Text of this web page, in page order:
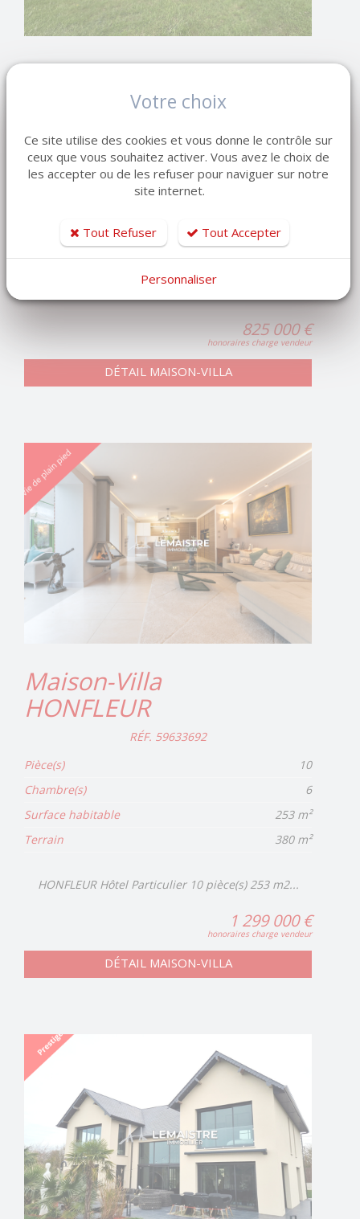
Maison-Villa
OCTEVILLE SUR MER
Pièce(s)
10
Chambre(s)
7
2093 m²
OCTEVILLE-SUR-MER - Villa contemporaine de 275 m²
825 000 €
honoraires charge vendeur
DÉTAIL MAISON-VILLA
Maison-Villa
HONFLEUR
RÉF. 59633692
Pièce(s)
10
Chambre(s)
6
Surface habitable
253 m²
Terrain
380 m²
HONFLEUR Hôtel Particulier 10 pièce(s) 253 m2...
1 299 000 €
honoraires charge vendeur
DÉTAIL MAISON-VILLA
Votre choix
Ce site utilise des cookies et vous donne le contrôle sur
ceux que vous souhaitez activer. Vous avez le choix de
les accepter ou de les refuser pour naviguer sur notre
site internet.
Tout Refuser Tout Accepter
Personnaliser